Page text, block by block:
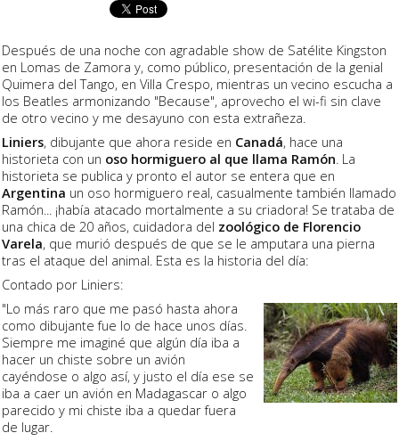
Después de una noche con agradable show de Satélite Kingston
en Lomas de Zamora y, como público, presentación de la genial
Quimera del Tango, en Villa Crespo, mientras un vecino escucha a
los Beatles armonizando "Because", aprovecho el wi-fi sin clave
de otro vecino y me desayuno con esta extrañeza.
Liniers, dibujante que ahora reside en Canadá, hace una
historieta con un oso hormiguero al que llama Ramón . La
historieta se publica y pronto el autor se entera que en
Argentina un oso hormiguero real, casualmente también llamado
Ramón... ¡había atacado mortalmente a su criadora! Se trataba de
una chica de 20 años, cuidadora del zoológico de Florencio
Varela, que murió después de que se le amputara una pierna
tras el ataque del animal. Esta es la historia del día:
Contado por Liniers:
"Lo más raro que me pasó hasta ahora
como dibujante fue lo de hace unos días.
Siempre me imaginé que algún día iba a
hacer un chiste sobre un avión
cayéndose o algo así, y justo el día ese se
iba a caer un avión en Madagascar o algo
parecido y mi chiste iba a quedar fuera
de lugar.